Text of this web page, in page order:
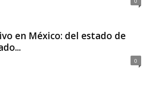
en México: del estado de
0